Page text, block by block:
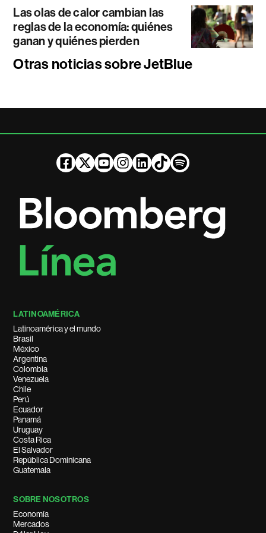
Las olas de calor cambian las
reglas de la economía: quiénes
ganan y quiénes pierden
Otras noticias sobre JetBlue
LATINOAMÉRICA
Latinoamérica y el mundo
Brasil
México
Argentina
Colombia
Venezuela
Chile
Perú
Ecuador
Panamá
Uruguay
Costa Rica
El Salvador
República Dominicana
Guatemala
SOBRE NOSOTROS
Economía
Mercados